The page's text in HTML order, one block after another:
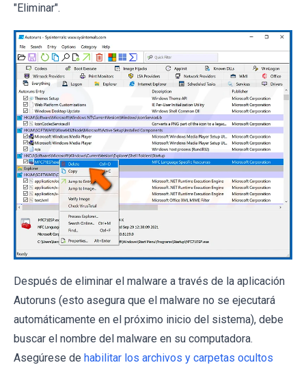
"Eliminar".
Después de eliminar el malware a través de la aplicación
Autoruns (esto asegura que el malware no se ejecutará
automáticamente en el próximo inicio del sistema), debe
buscar el nombre del malware en su computadora.
Asegúrese de habilitar los archivos y carpetas ocultos